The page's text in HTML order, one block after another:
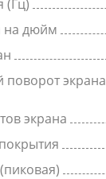
(Гц)
на дюйм
поворот
экрана